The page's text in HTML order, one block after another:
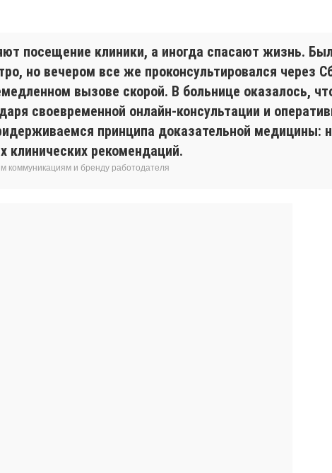
посещение клиники, а иногда спасают жизнь.
но вечером все же проконсультировался через
вызове скорой. В больнице оказалось,
своевременной онлайн-консультации и
принципа доказательной медицины:
рекомендаций.
коммуникациям и бренду работодателя